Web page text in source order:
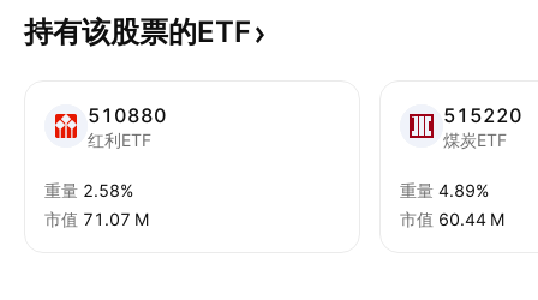
持有该股票的ETF
510880
红利ETF
重量 2.58%
市值 ‪71.07 M‬
515220
煤炭ETF
重量 4.89%
市值 ‪60.44 M‬